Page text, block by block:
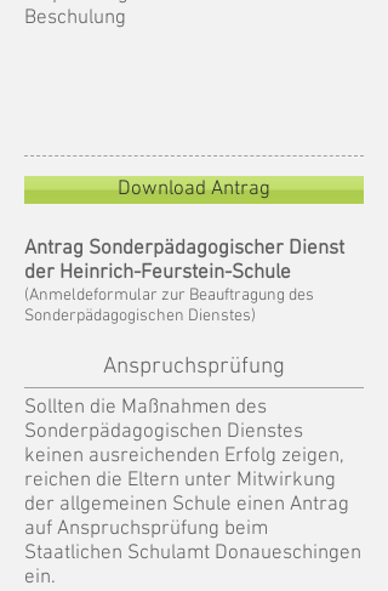
Beschulung
Download Antrag
Anspruchsprüfung
Antrag Sonderpädagogischer Dienst
der Heinrich-Feurstein-Schule
(Anmeldeformular zur Beauftragung des
Sonderpädagogischen Dienstes)
Sollten die Maßnahmen des
Sonderpädagogischen Dienstes
keinen ausreichenden Erfolg zeigen,
reichen die Eltern unter Mitwirkung
der allgemeinen Schule einen Antrag
auf Anspruchsprüfung beim
Staatlichen Schulamt Donaueschingen
ein.